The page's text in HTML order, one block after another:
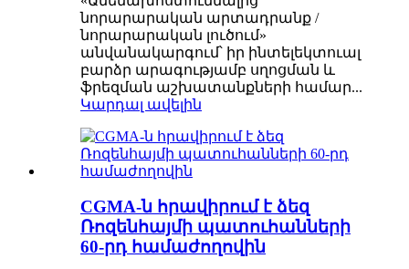
նորարարական արտադրանք /
նորարարական լուծում»
անվանակարգում՝ իր ինտելեկտուալ
բարձր արագությամբ սղոցման և
ֆրեզման աշխատանքների համար...
Կարդալ ավելին
CGMA-ն հրավիրում է ձեզ
Ռոզենհայմի պատուհանների
60-րդ համաժողովին